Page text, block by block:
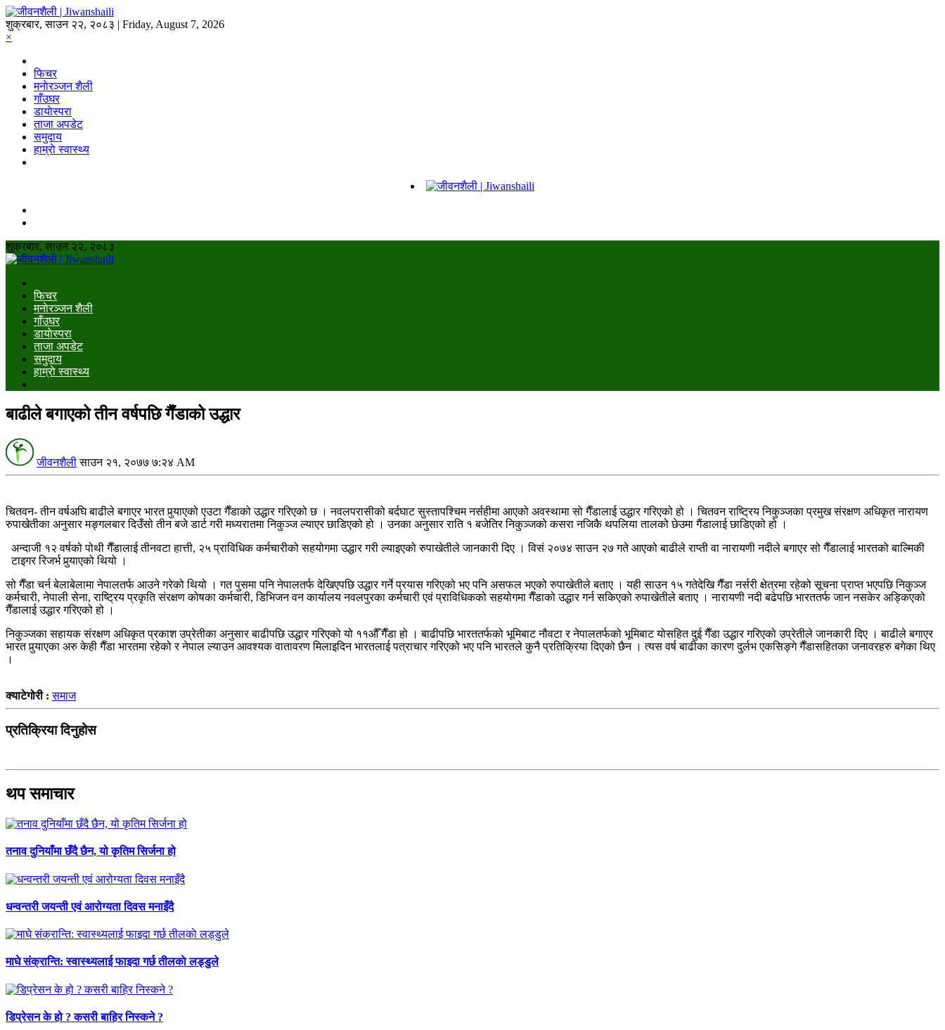
शुक्रबार, साउन २२, २०८३ | Friday, August 7, 2026
×
फिचर
मनाेरञ्जन शैली
गाँउघर
डायाेस्परा
ताजा अपडेट
समुदाय
हाम्राे स्वास्थ्य
शुक्रबार, साउन २२, २०८३
फिचर
मनाेरञ्जन शैली
गाँउघर
डायाेस्परा
ताजा अपडेट
समुदाय
हाम्राे स्वास्थ्य
बाढीले बगाएको तीन वर्षपछि गैँडाको उद्धार
जीवनशैली साउन २१, २०७७ ७:२४ AM
चितवन- तीन वर्षअघि बाढीले बगाएर भारत पुर्‍याएको एउटा गैँडाको उद्धार गरिएको छ । नवलपरासीको बर्दघाट सुस्तापश्चिम नर्सहीमा आएको अवस्थामा सो गैँडालाई उद्धार गरिएको हो । चितवन राष्ट्रिय निकुञ्जका प्रमुख संरक्षण अधिकृत नारायण
रुपाखेतीका अनुसार मङ्गलबार दिउँसो तीन बजे डार्ट गरी मध्यरातमा निकुञ्ज ल्याएर छाडिएको हो । उनका अनुसार राति १ बजेतिर निकुञ्जको कसरा नजिकै थपलिया तालको छेउमा गैंडालाई छाडिएको हो ।
अन्दाजी १२ वर्षको पोथी गैँडालाई तीनवटा हात्ती, २५ प्राविधिक कर्मचारीको सहयोगमा उद्धार गरी ल्याइएको रुपाखेतीले जानकारी दिए । विसं २०७४ साउन २७ गते आएको बाढीले राप्ती वा नारायणी नदीले बगाएर सो गैँडालाई भारतको बाल्मिकी
टाइगर रिजर्भ पुर्‍याएको थियो ।
सो गैँडा चर्न बेलाबेलामा नेपालतर्फ आउने गरेको थियो । गत पुसमा पनि नेपालतर्फ देखिएपछि उद्धार गर्ने प्रयास गरिएको भए पनि असफल भएको रुपाखेतीले बताए । यही साउन १५ गतेदेखि गैँडा नर्सरी क्षेत्रमा रहेको सूचना प्राप्त भएपछि निकुञ्ज
कर्मचारी, नेपाली सेना, राष्ट्रिय प्रकृति संरक्षण कोषका कर्मचारी, डिभिजन वन कार्यालय नवलपुरका कर्मचारी एवं प्राविधिकको सहयोगमा गैँडाको उद्धार गर्न सकिएको रुपाखेतीले बताए । नारायणी नदी बढेपछि भारततर्फ जान नसकेर अड्किएको
गैँडालाई उद्धार गरिएको हो ।
निकुञ्जका सहायक संरक्षण अधिकृत प्रकाश उप्रेतीका अनुसार बाढीपछि उद्धार गरिएको यो ११औँ गैँडा हो । बाढीपछि भारततर्फको भूमिबाट नौवटा र नेपालतर्फको भूमिबाट योसहित दुई गैँडा उद्धार गरिएको उप्रेतीले जानकारी दिए । बाढीले बगाएर
भारत पुर्‍याएका अरु केही गैँडा भारतमा रहेको र नेपाल ल्याउन आवश्यक वातावरण मिलाइदिन भारतलाई पत्राचार गरिएको भए पनि भारतले कुनै प्रतिक्रिया दिएको छैन । त्यस वर्ष बाढीका कारण दुर्लभ एकसिङ्गे गैँडासहितका जनावरहरु बगेका थिए
।
क्याटेगोरी :समाज
प्रतिक्रिया दिनुहोस
थप समाचार
तनाव दुनियाँमा छँदै छैन, यो कृतिम सिर्जना हो
धन्वन्तरी जयन्ती एवं आरोग्यता दिवस मनाइँदै
माघे संक्रान्ति: स्वास्थ्यलाई फाइदा गर्छ तीलकाे लड्डुले
डिप्रेसन के हो ? कसरी बाहिर निस्कने ?